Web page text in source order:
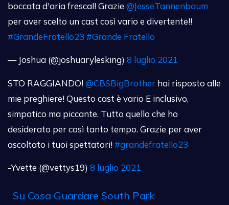
boccata d'aria fresca!! Grazie @JesseTannenbaum
per aver scelto un cast così vario e divertente!!
#GrandeFratello23 #Grande Fratello
— Joshua (@joshuarylesking) 8 luglio 2021
STO RAGGIANDO!@CBSBigBrother hai risposto alle
mie preghiere! Questo cast è vario E inclusivo,
simpatico ma piccante. Tutto quello che ho
desiderato per così tanto tempo. Grazie per aver
ascoltato i tuoi spettatori! #grandefratello23
-Yvette (@vettys19) 8 luglio 2021
Su Cosa Guardare South Park